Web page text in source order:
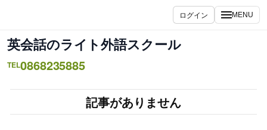
を
ス
キ
ログイン MENU
英会話のライト外語スクール
TEL0868235885
記事がありません